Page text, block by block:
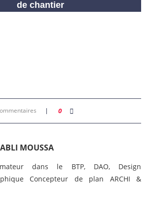
de chantier
0
MOUSSA
dans le BTP, DAO, Design
Concepteur de plan ARCHI &